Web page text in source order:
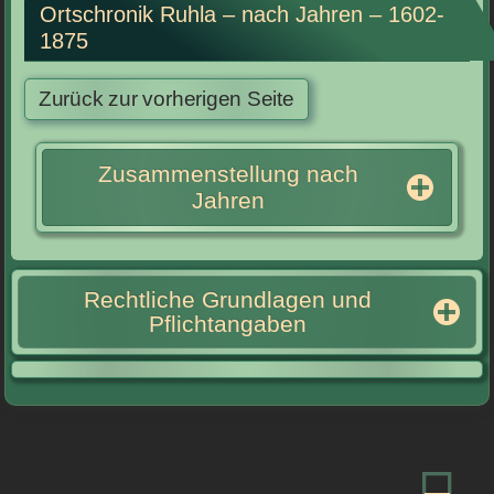
Ortschronik Ruhla – nach Jahren – 1602-
1875
Zusammenstellung nach
Jahren
Rechtliche Grundlagen und
Pflichtangaben